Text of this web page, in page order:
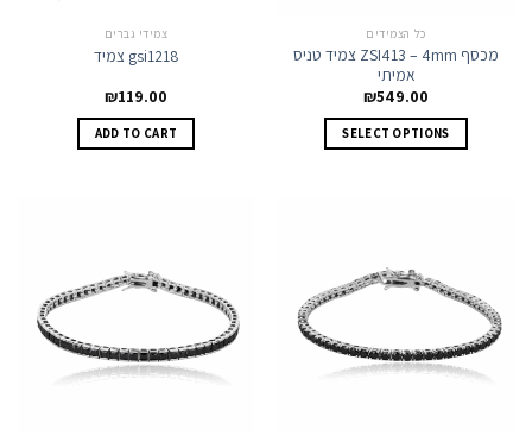
צמידי גברים
צמיד gsi1218
₪119.00
ADD TO CART
כל הצמידים
צמיד טניס ZSI413 – 4mm מכסף
אמיתי
₪549.00
SELECT OPTIONS
This
may
be
chosen
on